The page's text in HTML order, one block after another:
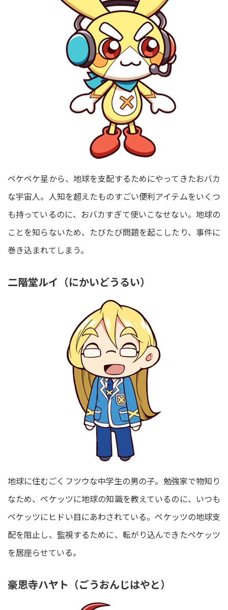
ペケペケ星から、地球を支配するためにやってきたおバカ
な宇宙人。人知を超えたものすごい便利アイテムをいくつ
も持っているのに、おバカすぎて使いこなせない。地球の
ことを知らないため、たびたび問題を起こしたり、事件に
巻き込まれてしまう。
二階堂ルイ（にかいどうるい）
地球に住むごくフツウな中学生の男の子。勉強家で物知り
なため、ペケッツに地球の知識を教えているのに、いつも
ペケッツにヒドい目にあわされている。ペケッツの地球支
配を阻止し、監視するために、転がり込んできたペケッツ
を居座らせている。
豪恩寺ハヤト（ごうおんじはやと）